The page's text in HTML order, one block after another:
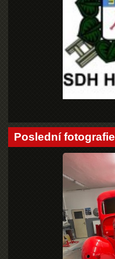
Poslední fotografie